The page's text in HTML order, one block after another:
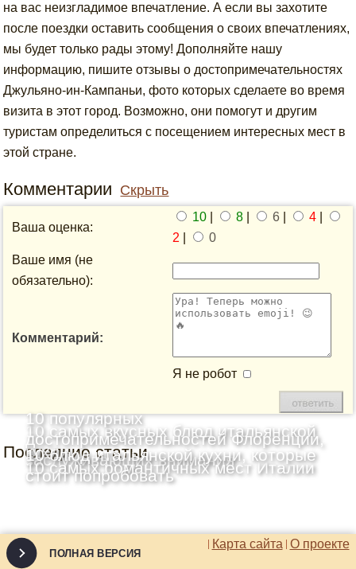
на вас неизгладимое впечатление. А если вы захотите
после поездки оставить сообщения о своих впечатлениях,
мы будет только рады этому! Дополняйте нашу
информацию, пишите отзывы о достопримечательностях
Джульяно-ин-Кампаньи, фото которых сделаете во время
визита в этот город. Возможно, они помогут и другим
туристам определиться с посещением интересных мест в
этой стране.
Комментарии Скрыть
Ваша оценка:
10 8 6 4
2
0
Ваше имя (не
обязательно):
Комментарий:
Я не робот
Последние статьи
10 самых вкусных блюд итальянской
кухни
10 популярных
достопримечательностей Флоренции,
заслуживающих внимания
10 самых романтичных мест Италии
10 блюд итальянской кухни, которые
стоит попробовать
О проекте
Карта сайта
ПОЛНАЯ ВЕРСИЯ